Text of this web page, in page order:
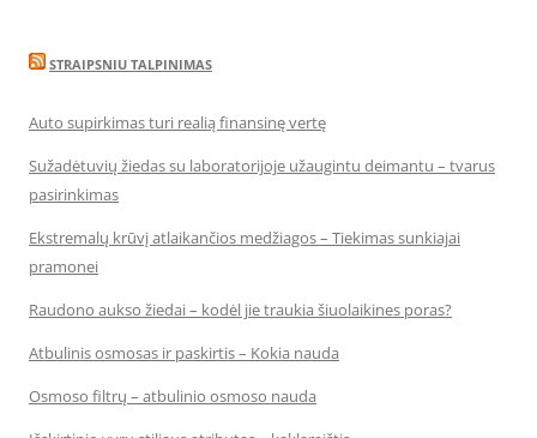
STRAIPSNIU TALPINIMAS
Auto supirkimas turi realią finansinę vertę
Sužadėtuvių žiedas su laboratorijoje užaugintu deimantu – tvarus
pasirinkimas
Ekstremalų krūvį atlaikančios medžiagos – Tiekimas sunkiajai
pramonei
Raudono aukso žiedai – kodėl jie traukia šiuolaikines poras?
Atbulinis osmosas ir paskirtis – Kokia nauda
Osmoso filtrų – atbulinio osmoso nauda